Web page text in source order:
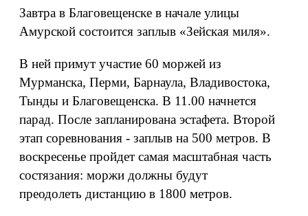
Завтра в Благовещенске в начале улицы
Амурской состоится заплыв «Зейская миля».
В ней примут участие 60 моржей из
Мурманска, Перми, Барнаула, Владивостока,
Тынды и Благовещенска. В 11.00 начнется
парад. После запланирована эстафета. Второй
этап соревнования - заплыв на 500 метров. В
воскресенье пройдет самая масштабная часть
состязания: моржи должны будут
преодолеть дистанцию в 1800 метров.